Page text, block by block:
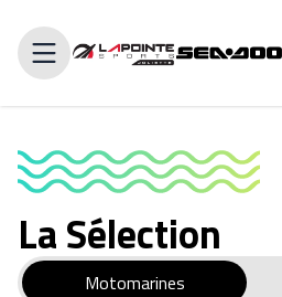
Évaluez votre
La Sélection
Motomarines